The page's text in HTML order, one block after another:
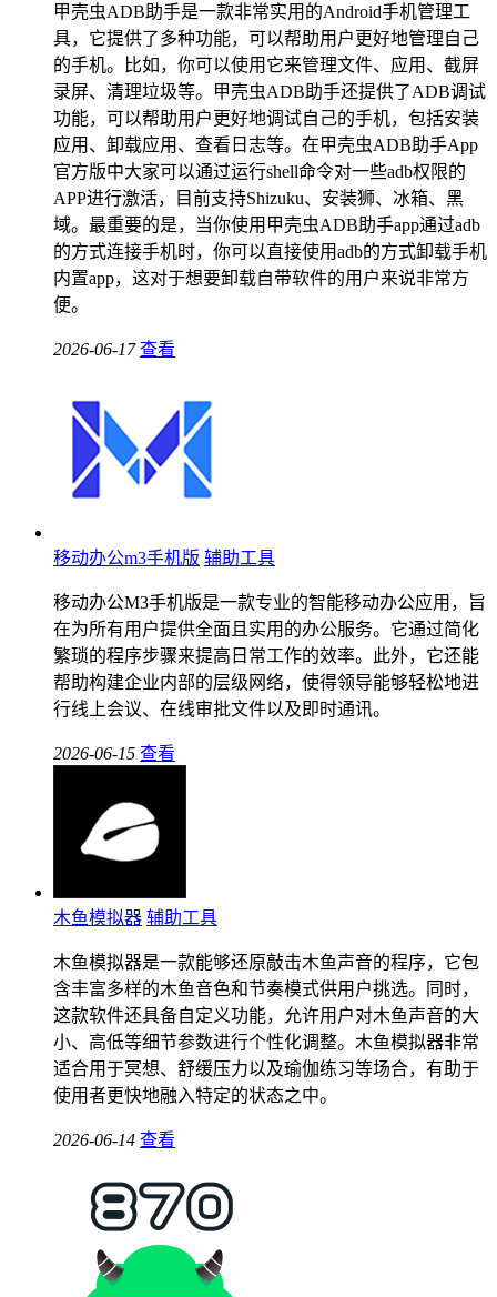
甲壳虫ADB助手是一款非常实用的Android手机管理工
具，它提供了多种功能，可以帮助用户更好地管理自己
的手机。比如，你可以使用它来管理文件、应用、截屏
录屏、清理垃圾等。甲壳虫ADB助手还提供了ADB调试
功能，可以帮助用户更好地调试自己的手机，包括安装
应用、卸载应用、查看日志等。在甲壳虫ADB助手App
官方版中大家可以通过运行shell命令对一些adb权限的
APP进行激活，目前支持Shizuku、安装狮、冰箱、黑
域。最重要的是，当你使用甲壳虫ADB助手app通过adb
的方式连接手机时，你可以直接使用adb的方式卸载手机
内置app，这对于想要卸载自带软件的用户来说非常方
便。
2026-06-17 查看
移动办公m3手机版 辅助工具
移动办公M3手机版是一款专业的智能移动办公应用，旨
在为所有用户提供全面且实用的办公服务。它通过简化
繁琐的程序步骤来提高日常工作的效率。此外，它还能
帮助构建企业内部的层级网络，使得领导能够轻松地进
行线上会议、在线审批文件以及即时通讯。
2026-06-15 查看
木鱼模拟器 辅助工具
木鱼模拟器是一款能够还原敲击木鱼声音的程序，它包
含丰富多样的木鱼音色和节奏模式供用户挑选。同时，
这款软件还具备自定义功能，允许用户对木鱼声音的大
小、高低等细节参数进行个性化调整。木鱼模拟器非常
适合用于冥想、舒缓压力以及瑜伽练习等场合，有助于
使用者更快地融入特定的状态之中。
2026-06-14 查看